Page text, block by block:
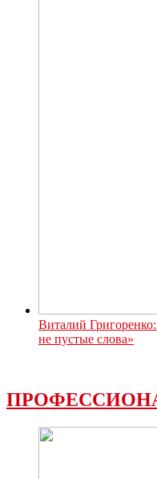
Виталий
не пустые слова»